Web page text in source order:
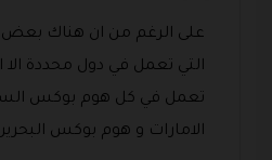
على الرغم من ان هناك بعض
التي تعمل في دول محددة الا
تعمل في كل هوم بوكس
الامارات و هوم بوكس